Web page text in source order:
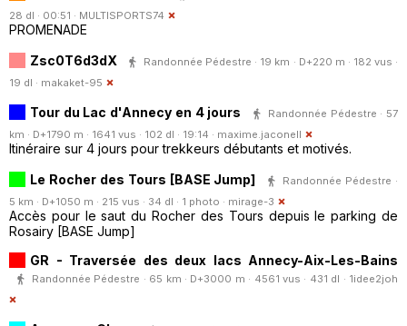
28 dl · 00:51 · MULTISPORTS74
PROMENADE
Zsc0T6d3dX
Randonnée Pédestre · 19 km · D+220 m · 182 vus ·
19 dl · makaket-95
Tour du Lac d'Annecy en 4 jours
Randonnée Pédestre · 57
km · D+1790 m · 1641 vus · 102 dl · 19:14 · maxime.jaconell
Itinéraire sur 4 jours pour trekkeurs débutants et motivés.
Le Rocher des Tours [BASE Jump]
Randonnée Pédestre ·
5 km · D+1050 m · 215 vus · 34 dl · 1 photo · mirage-3
Accès pour le saut du Rocher des Tours depuis le parking de
Rosairy [BASE Jump]
GR - Traversée des deux lacs Annecy-Aix-Les-Bains
Randonnée Pédestre · 65 km · D+3000 m · 4561 vus · 431 dl · 1idee2joh